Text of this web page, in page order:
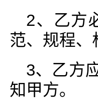
2、乙方
范、规程
3、乙方
知甲方。